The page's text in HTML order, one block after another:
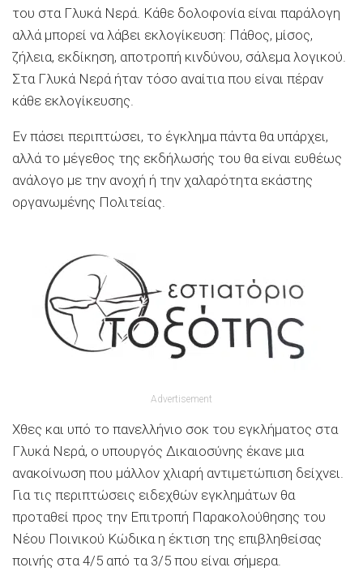
του στα Γλυκά Νερά. Κάθε δολοφονία είναι παράλογη
αλλά μπορεί να λάβει εκλογίκευση: Πάθος, μίσος,
ζήλεια, εκδίκηση, αποτροπή κινδύνου, σάλεμα λογικού.
Στα Γλυκά Νερά ήταν τόσο αναίτια που είναι πέραν
κάθε εκλογίκευσης.
Εν πάσει περιπτώσει, το έγκλημα πάντα θα υπάρχει,
αλλά το μέγεθος της εκδήλωσής του θα είναι ευθέως
ανάλογο με την ανοχή ή την χαλαρότητα εκάστης
οργανωμένης Πολιτείας.
Advertisement
Χθες και υπό το πανελλήνιο σοκ του εγκλήματος στα
Γλυκά Νερά, ο υπουργός Δικαιοσύνης έκανε μια
ανακοίνωση που μάλλον χλιαρή αντιμετώπιση δείχνει.
Για τις περιπτώσεις ειδεχθών εγκλημάτων θα
προταθεί προς την Επιτροπή Παρακολούθησης του
Νέου Ποινικού Κώδικα η έκτιση της επιβληθείσας
ποινής στα 4/5 από τα 3/5 που είναι σήμερα.